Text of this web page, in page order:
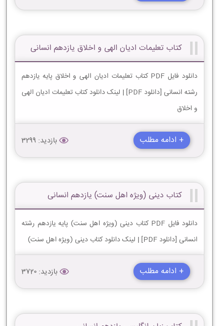
کتاب تعلیمات ادیان الهی و اخلاق یازدهم انسانی
دانلود فایل PDF کتاب تعلیمات ادیان الهی و اخلاق پایه یازدهم
رشته انسانی [دانلود PDF] | لینک دانلود کتاب تعلیمات ادیان الهی
و اخلاق
+ ادامه مطلب بازدید: 3299
کتاب دینی (ویژه اهل سنت) یازدهم انسانی
دانلود فایل PDF کتاب دینی (ویژه اهل سنت) پایه یازدهم رشته
انسانی [دانلود PDF] | لینک دانلود کتاب دینی (ویژه اهل سنت)
+ ادامه مطلب بازدید: 3720